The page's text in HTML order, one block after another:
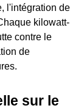
l'intégration de
kilowatt-
contre le
de
sur le